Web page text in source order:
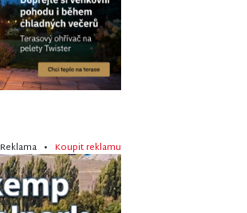
Reklama • Koupit reklamu